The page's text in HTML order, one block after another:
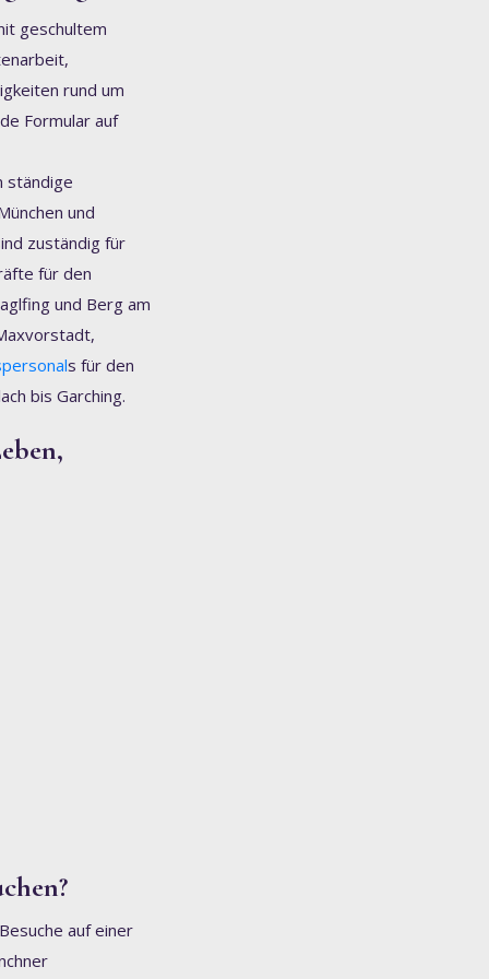
geschultem
rund um
Formular auf
ständige
und
zuständig für
für den
und Berg am
s für den
bis Garching.
auf einer